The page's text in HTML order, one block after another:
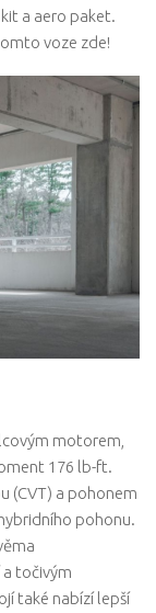
a aero paket.
voze zde!
motorem,
176 lb-ft.
(CVT) a pohonem
pohonu.
točivým
také nabízí lepší